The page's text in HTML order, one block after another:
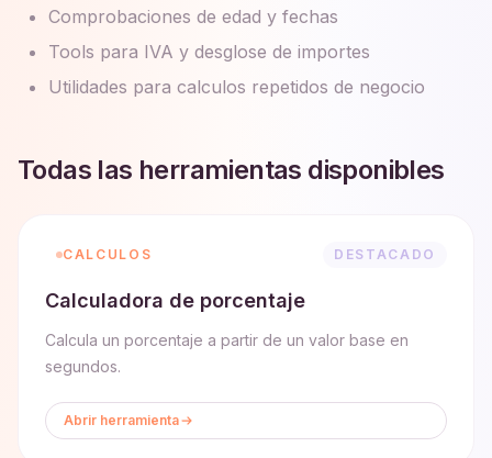
Comprobaciones de edad y fechas
Tools para IVA y desglose de importes
Utilidades para calculos repetidos de negocio
Todas las herramientas disponibles
CALCULOS DESTACADO
Calculadora de porcentaje
Calcula un porcentaje a partir de un valor base en
segundos.
Abrir herramienta